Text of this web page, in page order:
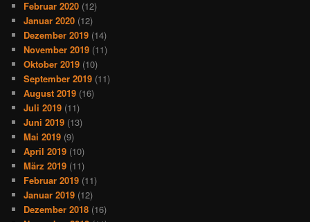
Februar 2020 (12)
Januar 2020 (12)
Dezember 2019 (14)
November 2019 (11)
Oktober 2019 (10)
September 2019 (11)
August 2019 (16)
Juli 2019 (11)
Juni 2019 (13)
Mai 2019 (9)
April 2019 (10)
März 2019 (11)
Februar 2019 (11)
Januar 2019 (12)
Dezember 2018 (16)